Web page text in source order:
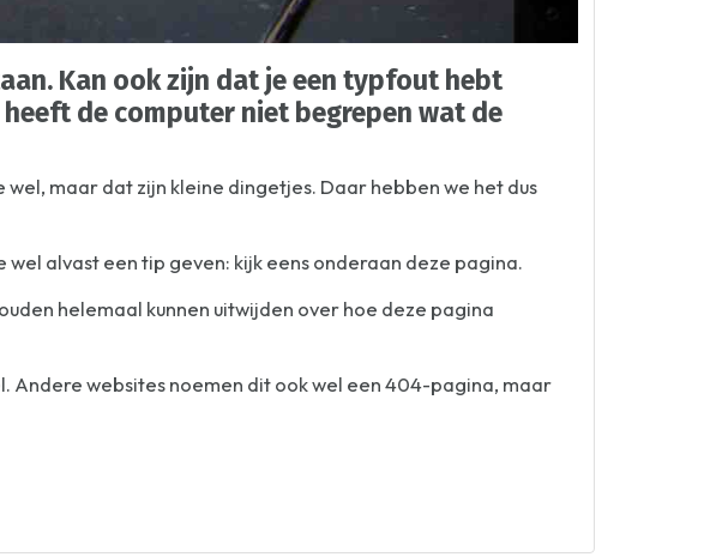
Kan ook zijn dat je een typfout hebt
de computer niet begrepen wat de
maar dat zijn kleine dingetjes. Daar hebben we het dus
alvast een tip geven: kijk eens onderaan deze pagina.
helemaal kunnen uitwijden over hoe deze pagina
Andere websites noemen dit ook wel een 404-pagina, maar